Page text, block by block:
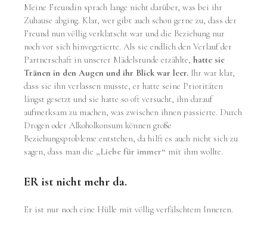
Meine Freundin sprach lange nicht darüber, was bei ihr
Zuhause abging. Klar, wer gibt auch schon gerne zu, dass der
Freund nun völlig verklatscht war und die Beziehung nur
noch vor sich hinvegetierte. Als sie endlich den Verlauf der
Partnerschaft in unserer Mädelsrunde erzählte,hatte sie
Tränen in den Augen und ihr Blick war leer. Ihr war klar,
dass sie ihn verlassen musste, er hatte seine Prioritäten
längst gesetzt und sie hatte so oft versucht, ihn darauf
aufmerksam zu machen, was zwischen ihnen passierte. Durch
Drogen oder Alkoholkonsum können große
Beziehungsprobleme entstehen, da hilft es auch nicht sich zu
sagen, dass man die „Liebe für immer“ mit ihm wollte.
ER ist nicht mehr da.
Er ist nur noch eine Hülle mit völlig verfälschtem Inneren.